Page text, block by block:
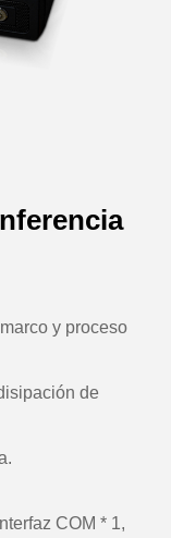
y proceso
de
COM * 1,